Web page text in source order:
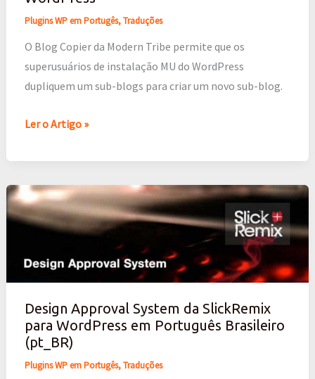
Plugins WP em Portugês,Traduções
O Blog Copier da Modern Tribe permite que os
superusuários de instalação MU do WordPress
dupliquem um sub-blogs para criar um novo sub-blog.
do
plugin
para
WordPress
Ler o Artigo »
Design Approval System da SlickRemix
para WordPress em Português Brasileiro
(pt_BR)
Plugins WP em Portugês,Traduções
Design
Approval
System
SlickRemix
WordPress
em
Português
Brasileiro